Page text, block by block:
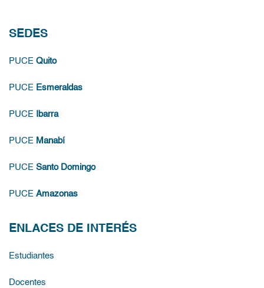
SEDES
PUCE Quito
PUCE Esmeraldas
PUCE Ibarra
PUCE Manabí
PUCE Santo Domingo
PUCE Amazonas
ENLACES DE INTERÉS
Estudiantes
Docentes